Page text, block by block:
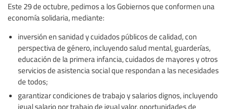
Este 29 de octubre, pedimos a los Gobiernos que conformen una
economía solidaria, mediante:
inversión en sanidad y cuidados públicos de calidad, con
perspectiva de género, incluyendo salud mental, guarderías,
educación de la primera infancia, cuidados de mayores y otros
servicios de asistencia social que respondan a las necesidades
de todos;
garantizar condiciones de trabajo y salarios dignos, incluyendo
igual salario por trabajo de igual valor, oportunidades de